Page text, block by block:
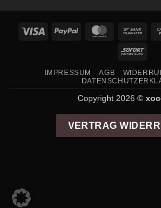
Visa PayPal MasterCard
Sofort
IMPRESSUM AGB
Copyright 2026 ©
VERTRAG